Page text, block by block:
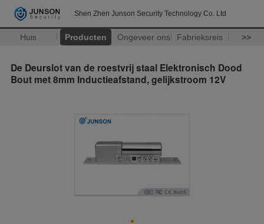
Shen Zhen Junson Security Technology Co. Ltd
Huis Producten Ongeveer ons Fabrieksreis >>
De Deurslot van de roestvrij staal Elektronisch Dood
Bout met 8mm Inductieafstand, gelijkstroom 12V